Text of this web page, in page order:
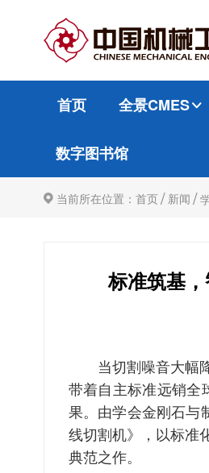
首页 全景CMES
数字图书馆
当前所在位置： 首页/ 新闻 /
标准筑基
当切割噪音大幅
带着自主标准远销
果。由学会金刚石与
线切割机》，以标准
典范之作。